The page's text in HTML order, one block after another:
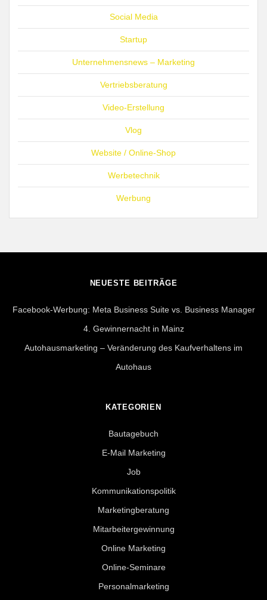
Social Media
Startup
Unternehmensnews – Marketing
Vertriebsberatung
Video-Erstellung
Vlog
Website / Online-Shop
Werbetechnik
Werbung
NEUESTE BEITRÄGE
Facebook-Werbung: Meta Business Suite vs. Business Manager
4. Gewinnernacht in Mainz
Autohausmarketing – Veränderung des Kaufverhaltens im
Autohaus
KATEGORIEN
Bautagebuch
E-Mail Marketing
Job
Kommunikationspolitik
Marketingberatung
Mitarbeitergewinnung
Online Marketing
Online-Seminare
Personalmarketing